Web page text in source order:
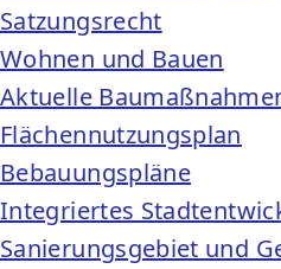
Satzungsrecht
Wohnen und Bauen
Aktuelle
Flächennutzungsplan
Bebauungspläne
Integriertes
Sanierungsgebiet und